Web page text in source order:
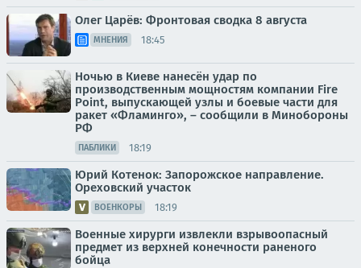
Олег Царёв: Фронтовая сводка 8 августа
МНЕНИЯ 18:45
Ночью в Киеве нанесён удар по
производственным мощностям компании Fire
Point, выпускающей узлы и боевые части для
ракет «Фламинго», – сообщили в Минобороны
РФ
ПАБЛИКИ 18:19
Юрий Котенок: Запорожское направление.
Ореховский участок
ВОЕНКОРЫ 18:19
Военные хирурги извлекли взрывоопасный
предмет из верхней конечности раненого
бойца